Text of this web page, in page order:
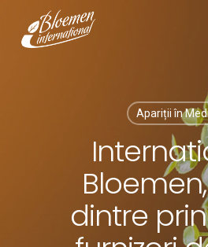
Apariții în
dintre